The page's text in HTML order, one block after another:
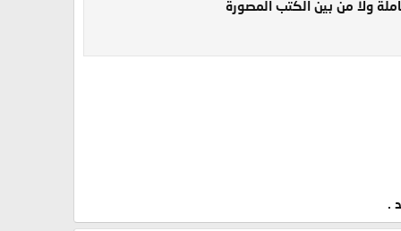
ولا من بين الكتب المصورة
.